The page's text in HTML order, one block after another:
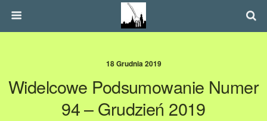
18 Grudnia 2019
Widelcowe Podsumowanie Numer
94 – Grudzień 2019